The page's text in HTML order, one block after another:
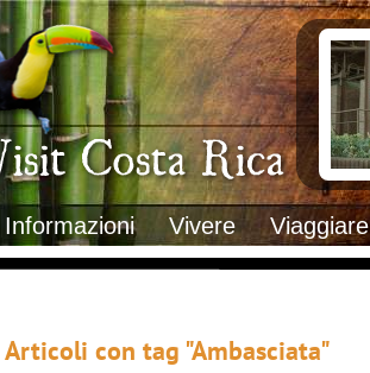
Visit Costa Rica
Informazioni Vivere Viaggiare
Clima
Geografia
Informazioni Geografiche
Letteratura e cultura
Gastronomia
Lo sapevi che
Musica
Natura
Storia
Trasporti Interni
Articoli con tag "Ambasciata"